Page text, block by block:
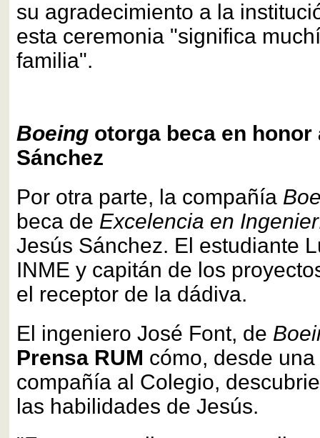
su agradecimiento a la
esta ceremonia "significa
familia".
Boeing otorga beca en honor
Sánchez
Por otra parte, la compañía
beca de Excelencia en
Jesús Sánchez. El estudiante
INME y capitán de los
el receptor de la dádiva.
El ingeniero José Font, de
Prensa RUM cómo, desde
compañía al Colegio,
las habilidades de Jesús.